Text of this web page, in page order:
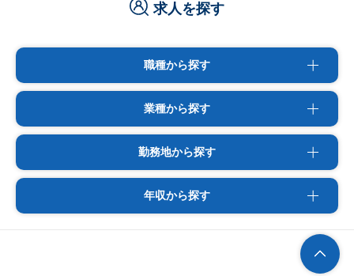
求人を探す
職種から探す
業種から探す
勤務地から探す
年収から探す